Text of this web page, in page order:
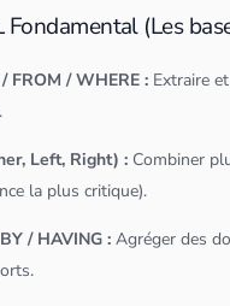
Fondamental (Les
FROM / WHERE : Extraire
.
Left, Right) : Combiner
la plus critique).
/ HAVING : Agréger des